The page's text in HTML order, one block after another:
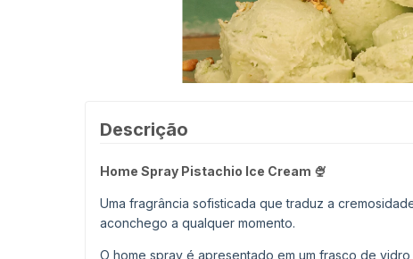
Descrição
Home Spray Pistachio Ice Cream 🍨
Uma fragrância sofisticada que traduz a
aconchego a qualquer momento.
O home spray é apresentado em um frasco de